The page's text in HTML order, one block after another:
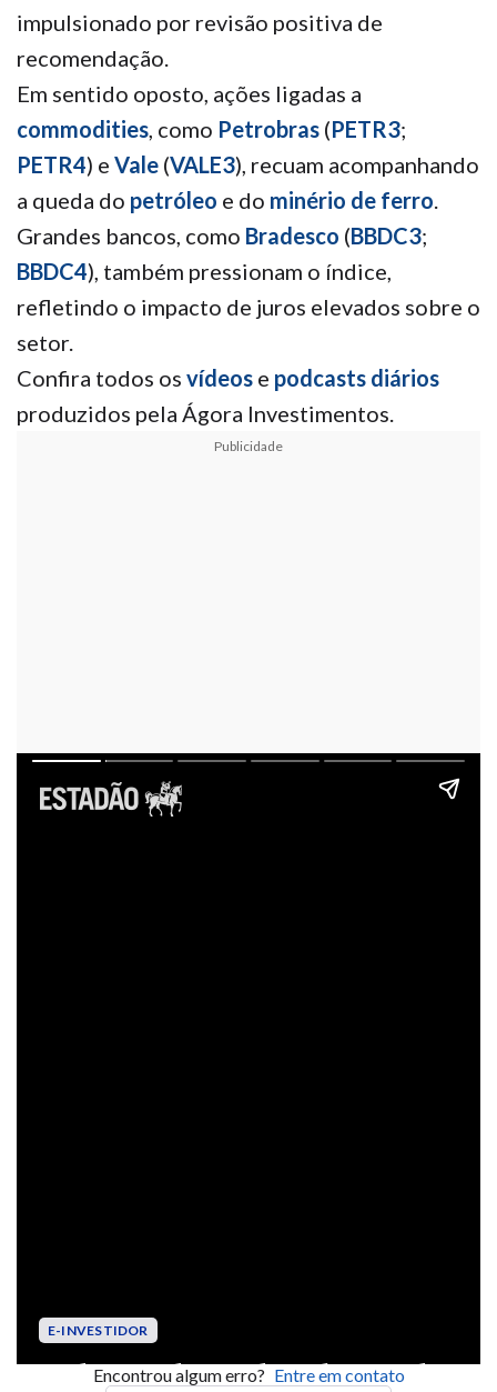
impulsionado por revisão positiva de
recomendação.
Em sentido oposto, ações ligadas a
commodities, como Petrobras (PETR3;
PETR4) e Vale (VALE3), recuam acompanhando
a queda do petróleo e do minério de ferro.
Grandes bancos, como Bradesco (BBDC3;
BBDC4), também pressionam o índice,
refletindo o impacto de juros elevados sobre o
setor.
Confira todos os vídeos e podcasts diários
produzidos pela Ágora Investimentos.
Publicidade
Encontrou algum erro? Entre em contato